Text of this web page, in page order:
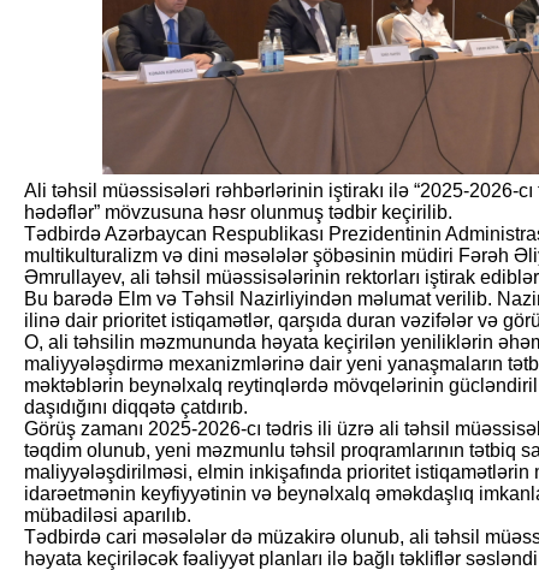
Ali təhsil müəssisələri rəhbərlərinin iştirakı ilə “2025-2026-
hədəflər” mövzusuna həsr olunmuş tədbir keçirilib.
Tədbirdə Azərbaycan Respublikası Prezidentinin
multikulturalizm və dini məsələlər şöbəsinin müdiri Fərəh
Əmrullayev, ali təhsil müəssisələrinin rektorları iştirak
Bu barədə Elm və Təhsil Nazirliyindən məlumat verilib.
ilinə dair prioritet istiqamətlər, qarşıda duran vəzifələr və
O, ali təhsilin məzmununda həyata keçirilən yeniliklərin
maliyyələşdirmə mexanizmlərinə dair yeni yanaşmaların
məktəblərin beynəlxalq reytinqlərdə mövqelərinin
daşıdığını diqqətə çatdırıb.
Görüş zamanı 2025-2026-cı tədris ili üzrə ali təhsil
təqdim olunub, yeni məzmunlu təhsil proqramlarının tətbiq
maliyyələşdirilməsi, elmin inkişafında prioritet
idarəetmənin keyfiyyətinin və beynəlxalq əməkdaşlıq
mübadiləsi aparılıb.
Tədbirdə cari məsələlər də müzakirə olunub, ali təhsil
həyata keçiriləcək fəaliyyət planları ilə bağlı təkliflər